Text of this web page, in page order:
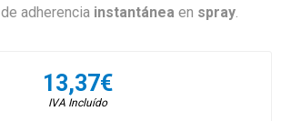
de adherencia instantánea en spray.
13,37€
IVA Incluído